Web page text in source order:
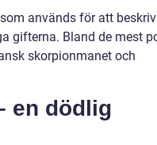
används för att
gifterna. Bland de mest
skorpionmanet och
en dödlig